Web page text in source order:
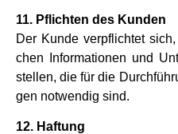
11. Pflich­ten des Kun­den
Der Kunde ver­pflich­tet
chen Infor­ma­tio­nen und
stel­len, die für die
gen not­wen­dig sind.
12. Haf­tung